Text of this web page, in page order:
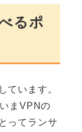
るポ
ています。
まVPNの
ってランサ